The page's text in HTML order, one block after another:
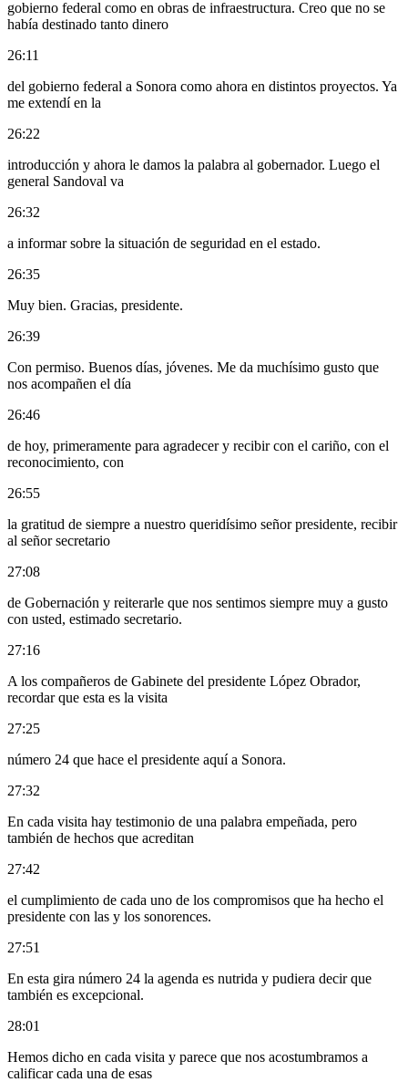
gobierno federal como en obras de infraestructura. Creo que no se
había destinado tanto dinero
26:11
del gobierno federal a Sonora como ahora en distintos proyectos. Ya
me extendí en la
26:22
introducción y ahora le damos la palabra al gobernador. Luego el
general Sandoval va
26:32
a informar sobre la situación de seguridad en el estado.
26:35
Muy bien. Gracias, presidente.
26:39
Con permiso. Buenos días, jóvenes. Me da muchísimo gusto que
nos acompañen el día
26:46
de hoy, primeramente para agradecer y recibir con el cariño, con el
reconocimiento, con
26:55
la gratitud de siempre a nuestro queridísimo señor presidente, recibir
al señor secretario
27:08
de Gobernación y reiterarle que nos sentimos siempre muy a gusto
con usted, estimado secretario.
27:16
A los compañeros de Gabinete del presidente López Obrador,
recordar que esta es la visita
27:25
número 24 que hace el presidente aquí a Sonora.
27:32
En cada visita hay testimonio de una palabra empeñada, pero
también de hechos que acreditan
27:42
el cumplimiento de cada uno de los compromisos que ha hecho el
presidente con las y los sonorences.
27:51
En esta gira número 24 la agenda es nutrida y pudiera decir que
también es excepcional.
28:01
Hemos dicho en cada visita y parece que nos acostumbramos a
calificar cada una de esas